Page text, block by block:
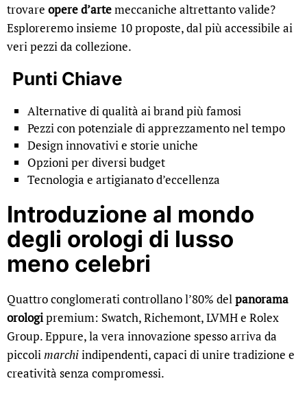
trovare opere d’artemeccaniche altrettanto valide?
Esploreremo insieme 10 proposte, dal più accessibile ai
veri pezzi da collezione.
Punti Chiave
Alternative di qualità ai brand più famosi
Pezzi con potenziale di apprezzamento nel tempo
Design innovativi e storie uniche
Opzioni per diversi budget
Tecnologia e artigianato d’eccellenza
Introduzione al mondo
degli orologi di lusso
meno celebri
Quattro conglomerati controllano l’80% delpanorama
orologipremium: Swatch, Richemont, LVMH e Rolex
Group. Eppure, la vera innovazione spesso arriva da
piccolimarchiindipendenti, capaci di unire tradizione e
creatività senza compromessi.